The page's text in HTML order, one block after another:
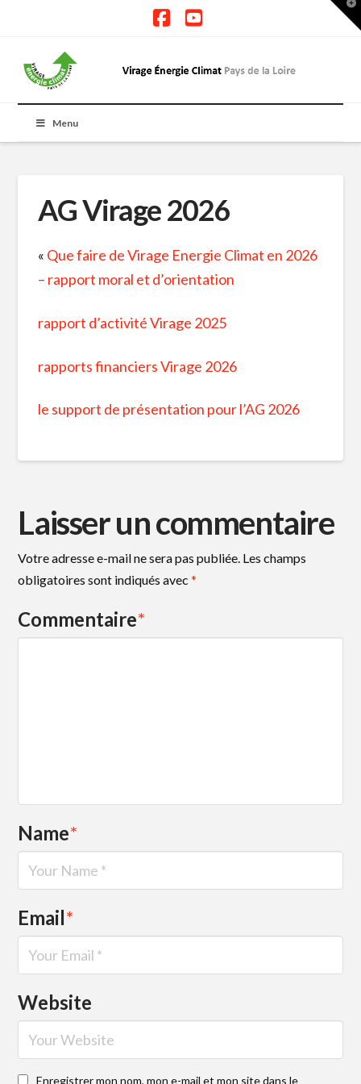
Menu
AG Virage 2026
« Que faire de Virage Energie Climat en 2026
– rapport moral et d’orientation
rapport d’activité Virage 2025
rapports financiers Virage 2026
le support de présentation pour l’AG 2026
Laisser un commentaire
Votre adresse e-mail ne sera pas publiée. Les champs
obligatoires sont indiqués avec*
Commentaire*
Name*
Email*
Website
Enregistrer mon nom, mon e-mail et mon site dans le